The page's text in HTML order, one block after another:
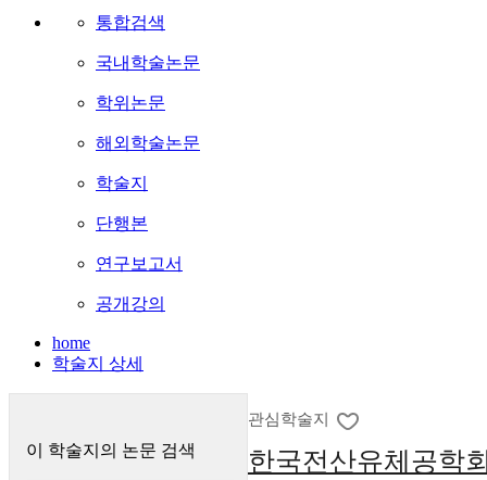
통합검색
국내학술논문
학위논문
해외학술논문
학술지
단행본
연구보고서
공개강의
home
학술지 상세
이 학술지의 논문 검색
관심학술지
한국전산유체공학